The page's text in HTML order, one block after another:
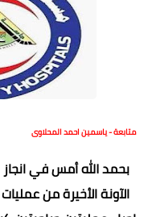
متابعة - ياسمين احمد المحلاوى
بحمد الله أمس في
الآونة الأخيرة من